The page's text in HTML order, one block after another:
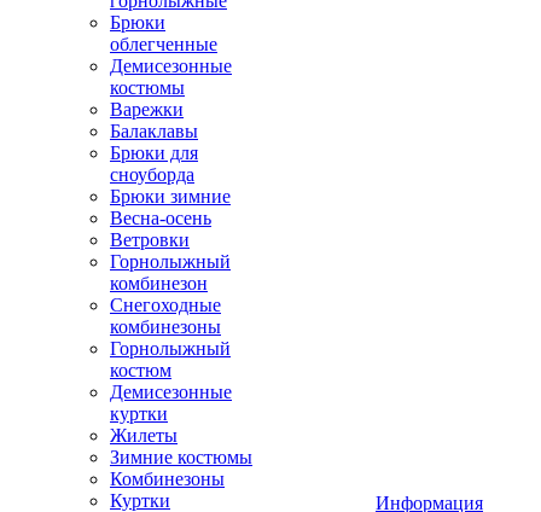
Брюки
облегченные
Демисезонные
костюмы
Варежки
Балаклавы
Брюки для
сноуборда
Брюки зимние
Весна-осень
Ветровки
Горнолыжный
комбинезон
Снегоходные
комбинезоны
Горнолыжный
костюм
Демисезонные
куртки
Жилеты
Зимние костюмы
Комбинезоны
Куртки
Информация